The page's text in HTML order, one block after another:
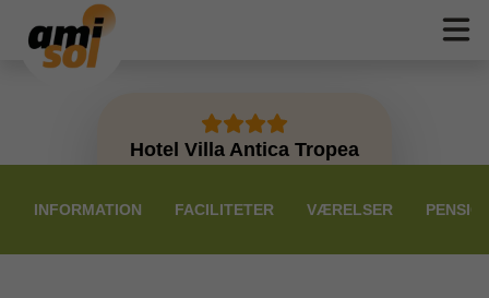
Hotel Villa Antica Tropea
INFORMATION FACILITETER VÆRELSER